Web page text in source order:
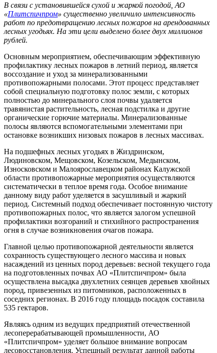
В связи с установившейся сухой и жаркой погодой, АО
«Плитспичпром» существенно увеличило интенсивность
работ по предотвращению лесных пожаров на арендованных
лесных угодьях. На эти цели выделено более двух миллионов
рублей.
Основным мероприятием, обеспечивающим эффективную
профилактику лесных пожаров в летний период, является
воссоздание и уход за минерализованными
противопожарными полосами. Этот процесс представляет
собой специальную подготовку полос земли, с которых
полностью до минерального слоя почвы удаляется
травянистая растительность, лесная подстилка и другие
органические горючие материалы. Минерализованные
полосы являются вспомогательными элементами при
остановке возникших низовых пожаров в лесных массивах.
На подшефных лесных угодьях в Жиздринском,
Людиновском, Мещовском, Козельском, Медынском,
Износковском и Малоярославецком районах Калужской
области противопожарные мероприятия осуществляются
систематически в теплое время года. Особое внимание
данному виду работ уделяется в засушливый и жаркий
период. Системный подход обеспечивает постоянную чистоту
противопожарных полос, что является залогом успешной
профилактики возгораний и стихийного распространения
огня в случае возникновения очагов пожара.
Главной целью противопожарной деятельности является
сохранность существующего лесного массива и новых
насаждений из ценных пород деревьев: весной текущего года
на подготовленных почвах АО «Плитспичпром» была
осуществлена высадка двухлетних сеянцев деревьев хвойных
пород, привезенных из питомников, расположенных в
соседних регионах. В 2016 году площадь посадок составила
535 гектаров.
Являясь одним из ведущих предприятий отечественной
лесоперерабатывающей промышленности, АО
«Плитспичпром» уделяет большое внимание вопросам
лесовосстановления. Успешный результат данной работы